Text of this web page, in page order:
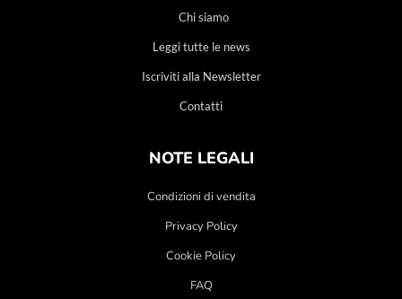
Chi siamo
Leggi tutte le news
Iscriviti alla Newsletter
Contatti
NOTE LEGALI
Condizioni di vendita
Privacy Policy
Cookie Policy
FAQ